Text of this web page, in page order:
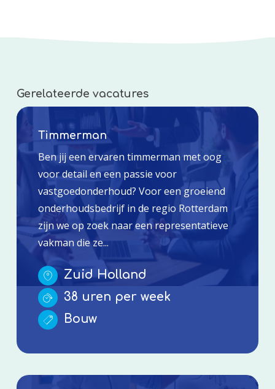
Gerelateerde vacatures
Timmerman
Ben jij een ervaren timmerman met oog
voor detail en een passie voor
vastgoedonderhoud? Voor een groeiend
onderhoudsbedrijf in de regio Rotterdam
zijn we op zoek naar een representatieve
vakman die ze...
Zuid Holland
38 uren per week
Bouw